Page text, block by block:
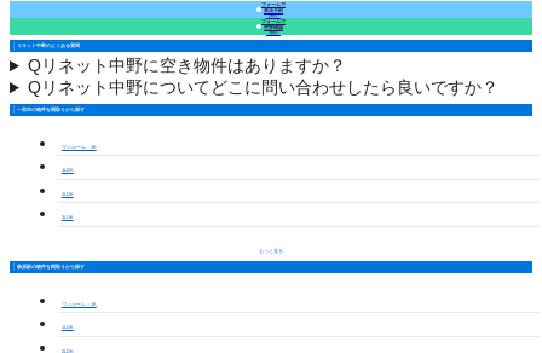
フォームで
来店予約
（無料）
フォームで
空室確認
（無料）
リネット中野のよくある質問
Qリネット中野に空き物件はありますか？
Qリネット中野についてどこに問い合わせしたら良いですか？
一宮市の物件を間取りから探す
ワンルーム・1K
1LDK
2LDK
3LDK
もっと見る
萩原駅の物件を間取りから探す
ワンルーム・1K
1LDK
2LDK